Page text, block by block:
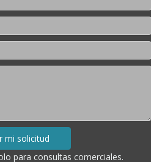
mi solicitud
para consultas comerciales.